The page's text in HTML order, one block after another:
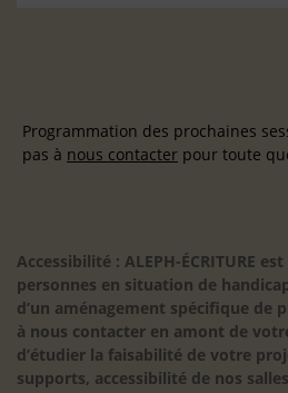
Programmation des prochaines
pas à nous contacter pour toute
Accessibilité : ALEPH-ÉCRITURE
personnes en situation de
d’un aménagement spécifique de
à nous contacter en amont de
d’étudier la faisabilité de votre
supports, accessibilité de nos